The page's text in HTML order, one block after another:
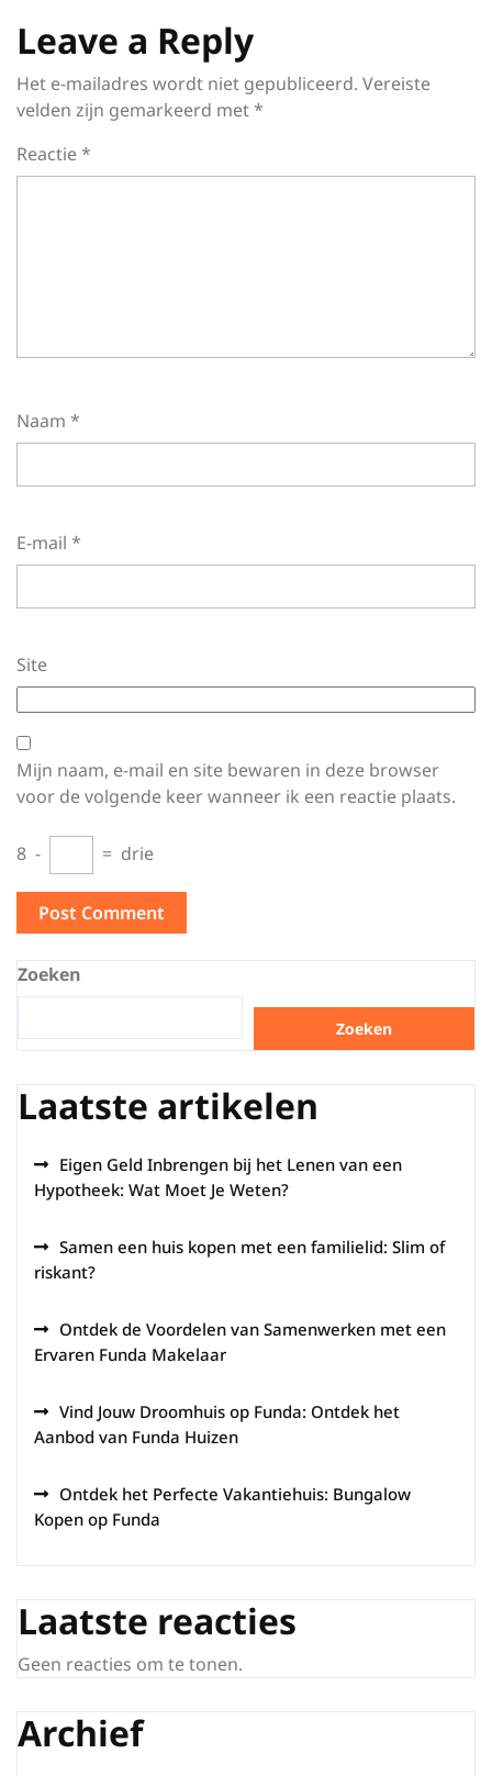
Leave a Reply
Het e-mailadres wordt niet gepubliceerd. Vereiste
velden zijn gemarkeerd met*
Reactie*
Naam *
E-mail *
Site
Mijn naam, e-mail en site bewaren in deze browser
voor de volgende keer wanneer ik een reactie plaats.
8 − = drie
Zoeken
Zoeken
Laatste artikelen
Eigen Geld Inbrengen bij het Lenen van een
Hypotheek: Wat Moet Je Weten?
Samen een huis kopen met een familielid: Slim of
riskant?
Ontdek de Voordelen van Samenwerken met een
Ervaren Funda Makelaar
Vind Jouw Droomhuis op Funda: Ontdek het
Aanbod van Funda Huizen
Ontdek het Perfecte Vakantiehuis: Bungalow
Kopen op Funda
Laatste reacties
Geen reacties om te tonen.
Archief